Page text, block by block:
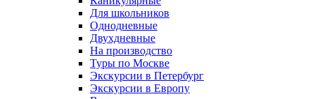
Для школьников
Однодневные
Двухдневные
На производство
Туры по Москве
Экскурсии в Петербург
Экскурсии в Европу